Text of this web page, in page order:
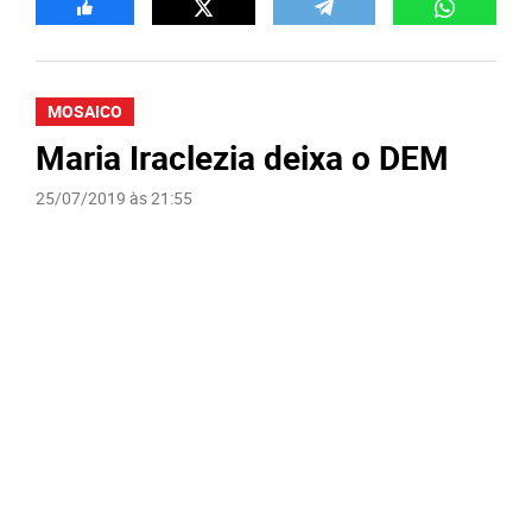
MOSAICO
Maria Iraclezia deixa o DEM
25/07/2019 às 21:55